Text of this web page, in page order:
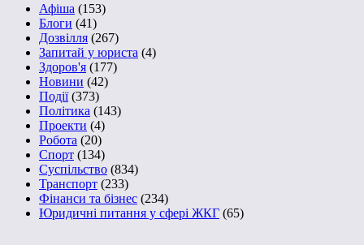
Афіша (153)
Блоги (41)
Дозвілля (267)
Запитай у юриста (4)
Здоров'я (177)
Новини (42)
Події(373)
Політика (143)
Проекти (4)
Робота (20)
Спорт (134)
Суспільство (834)
Транспорт (233)
Фінанси та бізнес (234)
Юридичні питання у сфері ЖКГ (65)